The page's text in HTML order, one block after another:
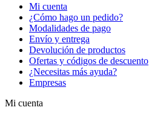
Mi cuenta
¿Cómo hago un pedido?
Modalidades de pago
Envío y entrega
Devolución de productos
Ofertas y códigos de descuento
¿Necesitas más ayuda?
Empresas
Mi cuenta